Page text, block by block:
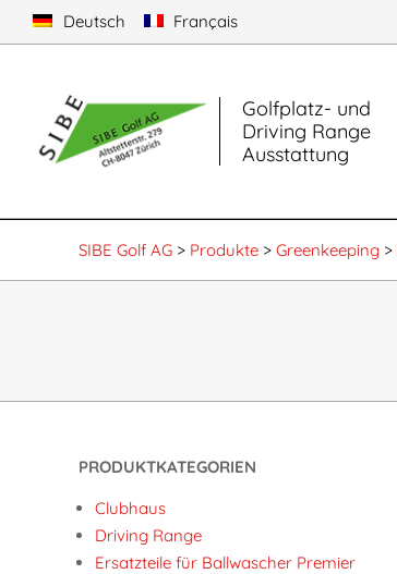
Deutsch Français
Golfplatz- und
Driving Range
Ausstattung
SIBE Golf AG > Produkte > Greenkeeping >
PRODUKTKATEGORIEN
Clubhaus
Driving Range
Ersatzteile für Ballwascher Premier